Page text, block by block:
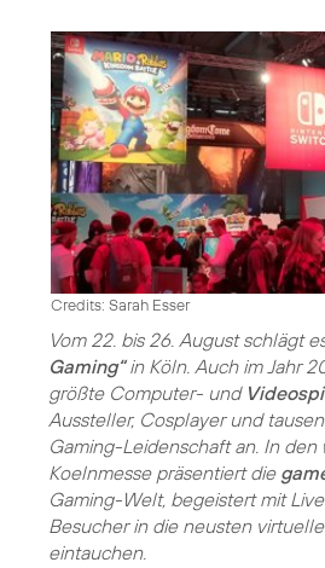
Credits: Sarah Esser
Vom 22. bis 26. August schlägt
Gaming“in Köln. Auch im Jahr
größte Computer- und
Aussteller, Cosplayer und
Gaming-Leidenschaft an. In
Koelnmesse präsentiert die
Gaming-Welt, begeistert mit
Besucher in die neusten
eintauchen.